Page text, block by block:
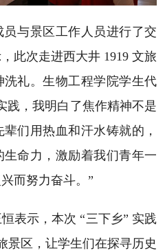
与景区工作人员进行了交
此次走进西大井 1919 文旅
礼。生物工程学院学生代
践，我明白了焦作精神不是
们用热血和汗水铸就的，
命力，激励着我们青年一
而努力奋斗。”
表示，本次 “三下乡” 实践
景区，让学生们在探寻历史